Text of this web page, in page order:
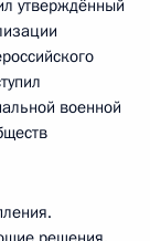
утверждённый
военной